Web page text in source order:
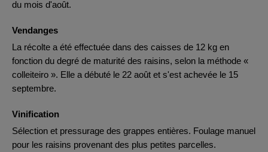
du mois d'août.
Vendanges
La récolte a été effectuée dans des caisses de 12 kg en
fonction du degré de maturité des raisins, selon la méthode «
colleiteiro ». Elle a débuté le 22 août et s'est achevée le 15
septembre.
Vinification
Sélection et pressurage des grappes entières. Foulage manuel
pour les raisins provenant des plus petites parcelles.